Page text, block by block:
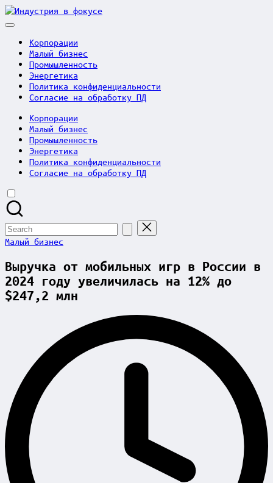
Skip
to
Индустрия
Корпорации
Малый бизнес
Промышленность
Энергетика
Политика конфиденциальности
Согласие на обработку ПД
Корпорации
Малый бизнес
Промышленность
Энергетика
Политика конфиденциальности
Согласие на обработку ПД
Search
for:
Posted
Малый бизнес
Выручка от мобильных игр в России в
2024 году увеличилась на 12% до
$247,2 млн